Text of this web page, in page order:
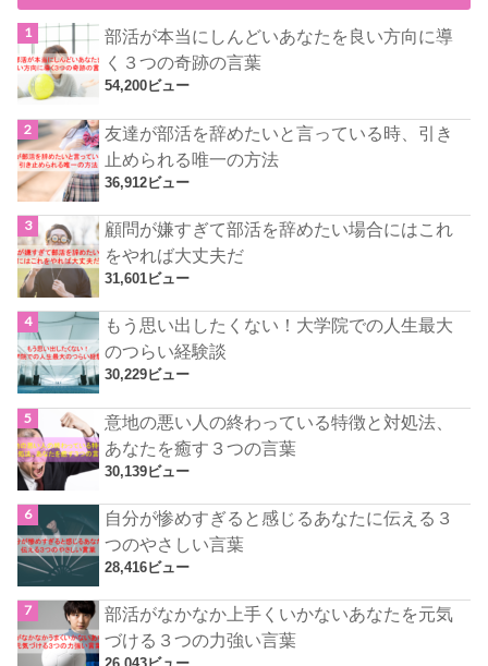
部活が本当にしんどいあなたを良い方向に導
く３つの奇跡の言葉
54,200ビュー
友達が部活を辞めたいと言っている時、引き
止められる唯一の方法
36,912ビュー
顧問が嫌すぎて部活を辞めたい場合にはこれ
をやれば大丈夫だ
31,601ビュー
もう思い出したくない！大学院での人生最大
のつらい経験談
30,229ビュー
意地の悪い人の終わっている特徴と対処法、
あなたを癒す３つの言葉
30,139ビュー
自分が惨めすぎると感じるあなたに伝える３
つのやさしい言葉
28,416ビュー
部活がなかなか上手くいかないあなたを元気
づける３つの力強い言葉